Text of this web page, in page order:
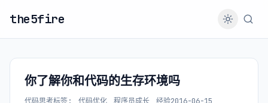
the5fire
你了解你和代码的生存环境吗